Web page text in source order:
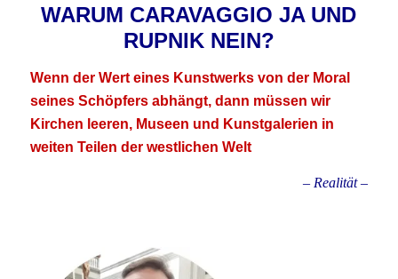
WARUM CARAVAGGIO JA UND
RUPNIK NEIN?
Wenn der Wert eines Kunstwerks von der Moral
seines Schöpfers abhängt, dann müssen wir
Kirchen leeren, Museen und Kunstgalerien in
weiten Teilen der westlichen Welt
– Realität –